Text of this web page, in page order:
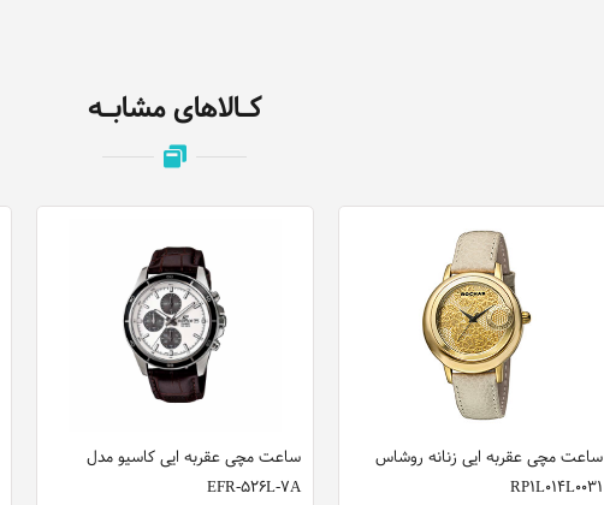
کـالاهای مشابـه
ساعت مچی عقربه ایی کاسیو مدل
EFR-526L-7A
ساعت مچی عقربه ایی زنانه روشاس
RP1L014L0031